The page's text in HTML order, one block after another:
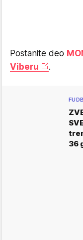
Postanite deo
Viberu
.
36